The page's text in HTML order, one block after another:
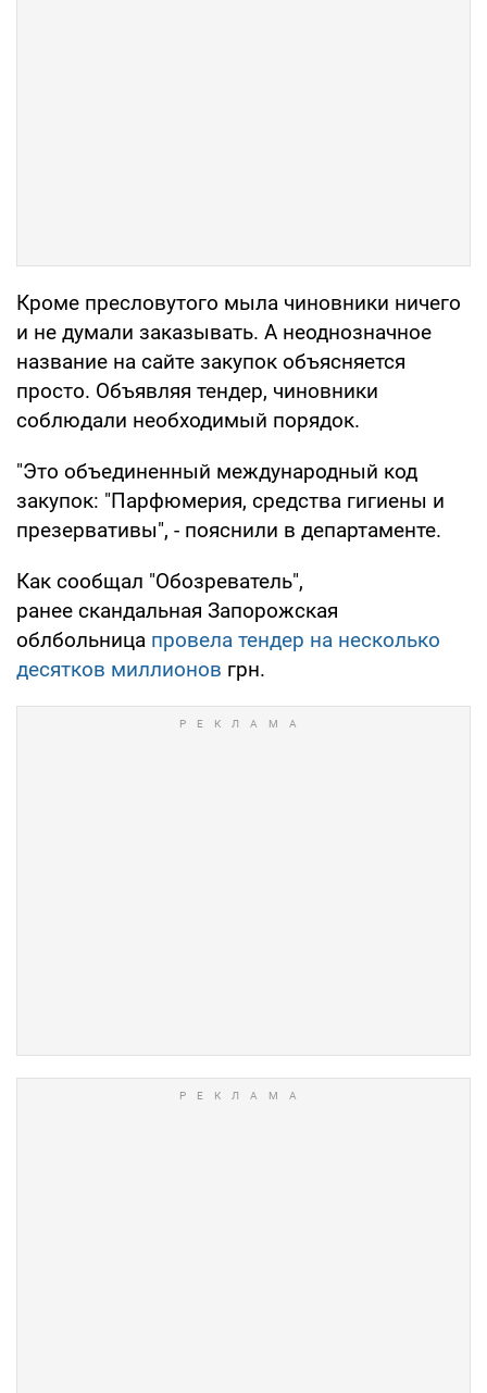
Кроме пресловутого мыла чиновники ничего
и не думали заказывать. А неоднозначное
название на сайте закупок объясняется
просто. Объявляя тендер, чиновники
соблюдали необходимый порядок.
"Это объединенный международный код
закупок: "Парфюмерия, средства гигиены и
презервативы", - пояснили в департаменте.
Как сообщал "Обозреватель",
ранее скандальная Запорожская
облбольница провела тендер на несколько
десятков миллионов грн.